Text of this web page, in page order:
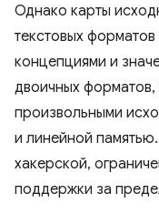
Однако карты
текстовых
концепциями и
двоичных форматов,
произвольными
и линейной
хакерской,
поддержки за